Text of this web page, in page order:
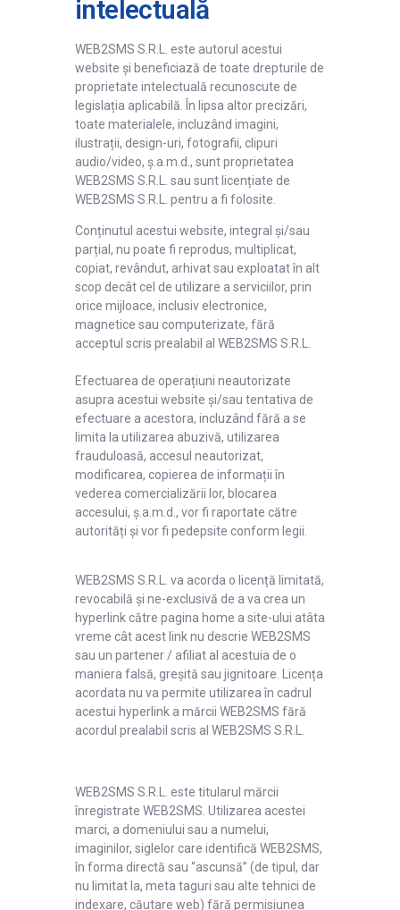
intelectuală
WEB2SMS S.R.L. este autorul acestui
website și beneficiază de toate drepturile de
proprietate intelectuală recunoscute de
legislația aplicabilă. În lipsa altor precizări,
toate materialele, incluzând imagini,
ilustrații, design-uri, fotografii, clipuri
audio/video, ș.a.m.d., sunt proprietatea
WEB2SMS S.R.L. sau sunt licențiate de
WEB2SMS S.R.L. pentru a fi folosite.
Conținutul acestui website, integral și/sau
parțial, nu poate fi reprodus, multiplicat,
copiat, revândut, arhivat sau exploatat în alt
scop decât cel de utilizare a serviciilor, prin
orice mijloace, inclusiv electronice,
magnetice sau computerizate, fără
acceptul scris prealabil al WEB2SMS S.R.L.
Efectuarea de operațiuni neautorizate
asupra acestui website și/sau tentativa de
efectuare a acestora, incluzând fără a se
limita la utilizarea abuzivă, utilizarea
frauduloasă, accesul neautorizat,
modificarea, copierea de informații în
vederea comercializării lor, blocarea
accesului, ș.a.m.d., vor fi raportate către
autorități și vor fi pedepsite conform legii.
WEB2SMS S.R.L. va acorda o licență limitată,
revocabilă și ne-exclusivă de a va crea un
hyperlink către pagina home a site-ului atâta
vreme cât acest link nu descrie WEB2SMS
sau un partener / afiliat al acestuia de o
maniera falsă, greșită sau jignitoare. Licența
acordata nu va permite utilizarea în cadrul
acestui hyperlink a mărcii WEB2SMS fără
acordul prealabil scris al WEB2SMS S.R.L.
WEB2SMS S.R.L. este titularul mărcii
înregistrate WEB2SMS. Utilizarea acestei
marci, a domeniului sau a numelui,
imaginilor, siglelor care identifică WEB2SMS,
în forma directă sau “ascunsă” (de tipul, dar
nu limitat la, meta taguri sau alte tehnici de
indexare, căutare web) fără permisiunea